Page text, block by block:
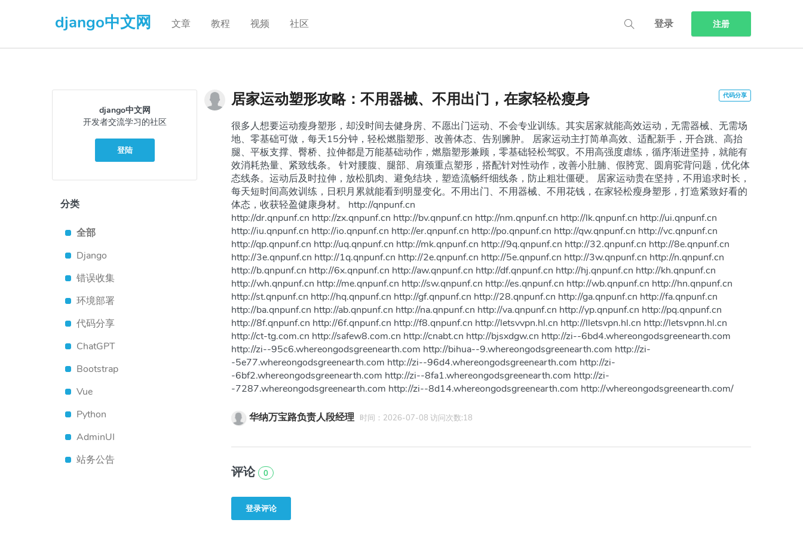
django中文网 登录 注册
文章 教程 视频 社区
django中文网
开发者交流学习的社区
登陆
分类
全部
Django
错误收集
环境部署
代码分享
ChatGPT
Bootstrap
Vue
Python
AdminUI
站务公告
居家运动塑形攻略：不用器械、不用出门，在家轻松瘦身
很多人想要运动瘦身塑形，却没时间去健身房、不愿出门运动、不会专业训练。其实居家就能高效运动，无需器械、无需场
地、零基础可做，每天15分钟，轻松燃脂塑形、改善体态、告别臃肿。 居家运动主打简单高效、适配新手，开合跳、高抬
腿、平板支撑、臀桥、拉伸都是万能基础动作，燃脂塑形兼顾，零基础轻松驾驭。不用高强度虐练，循序渐进坚持，就能有
效消耗热量、紧致线条。 针对腰腹、腿部、肩颈重点塑形，搭配针对性动作，改善小肚腩、假胯宽、圆肩驼背问题，优化体
态线条。运动后及时拉伸，放松肌肉、避免结块，塑造流畅纤细线条，防止粗壮僵硬。 居家运动贵在坚持，不用追求时长，
每天短时间高效训练，日积月累就能看到明显变化。不用出门、不用器械、不用花钱，在家轻松瘦身塑形，打造紧致好看的
体态，收获轻盈健康身材。 http://qnpunf.cn
http://dr.qnpunf.cn http://zx.qnpunf.cn http://bv.qnpunf.cn http://nm.qnpunf.cn http://lk.qnpunf.cn http://ui.qnpunf.cn
http://iu.qnpunf.cn http://io.qnpunf.cn http://er.qnpunf.cn http://po.qnpunf.cn http://qw.qnpunf.cn http://vc.qnpunf.cn
http://qp.qnpunf.cn http://uq.qnpunf.cn http://mk.qnpunf.cn http://9q.qnpunf.cn http://32.qnpunf.cn http://8e.qnpunf.cn
http://3e.qnpunf.cn http://1q.qnpunf.cn http://2e.qnpunf.cn http://5e.qnpunf.cn http://3w.qnpunf.cn http://n.qnpunf.cn
http://b.qnpunf.cn http://6x.qnpunf.cn http://aw.qnpunf.cn http://df.qnpunf.cn http://hj.qnpunf.cn http://kh.qnpunf.cn
http://wh.qnpunf.cn http://me.qnpunf.cn http://sw.qnpunf.cn http://es.qnpunf.cn http://wb.qnpunf.cn http://hn.qnpunf.cn
http://st.qnpunf.cn http://hq.qnpunf.cn http://gf.qnpunf.cn http://28.qnpunf.cn http://ga.qnpunf.cn http://fa.qnpunf.cn
http://ba.qnpunf.cn http://ab.qnpunf.cn http://na.qnpunf.cn http://va.qnpunf.cn http://yp.qnpunf.cn http://pq.qnpunf.cn
http://8f.qnpunf.cn http://6f.qnpunf.cn http://f8.qnpunf.cn http://letsvvpn.hl.cn http://lletsvpn.hl.cn http://letsvpnn.hl.cn
http://ct-tg.com.cn http://safew8.com.cn http://cnabt.cn http://bjsxdgw.cn http://zi--6bd4.whereongodsgreenearth.com
http://zi--95c6.whereongodsgreenearth.com http://bihua--9.whereongodsgreenearth.com http://zi-
-5e77.whereongodsgreenearth.com http://zi--96d4.whereongodsgreenearth.com http://zi-
-6bf2.whereongodsgreenearth.com http://zi--8fa1.whereongodsgreenearth.com http://zi-
-7287.whereongodsgreenearth.com http://zi--8d14.whereongodsgreenearth.com http://whereongodsgreenearth.com/
华纳万宝路负责人段经理 时间：2026-07-08 访问次数:18
评论 0
登录评论